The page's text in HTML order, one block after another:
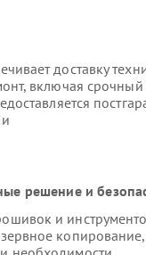
доставку
включая
решение и
и